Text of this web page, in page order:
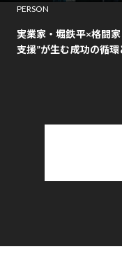
PERSON
実業家・堀鉄平×格闘
支援”が生む成功の循環